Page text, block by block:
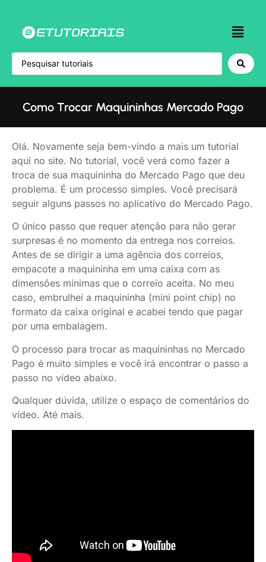
Como Trocar Maquininhas Mercado Pago
Olá. Novamente seja bem-vindo a mais um tutorial
aqui no site. No tutorial, você verá como fazer a
troca de sua maquininha do Mercado Pago que deu
problema. É um processo simples. Você precisará
seguir alguns passos no aplicativo do Mercado Pago.
O único passo que requer atenção para não gerar
surpresas é no momento da entrega nos correios.
Antes de se dirigir a uma agência dos correios,
empacote a maquininha em uma caixa com as
dimensões mínimas que o correio aceita. No meu
caso, embrulhei a maquininha (mini point chip) no
formato da caixa original e acabei tendo que pagar
por uma embalagem.
O processo para trocar as maquininhas no Mercado
Pago é muito simples e você irá encontrar o passo a
passo no vídeo abaixo.
Qualquer dúvida, utilize o espaço de comentários do
vídeo. Até mais.